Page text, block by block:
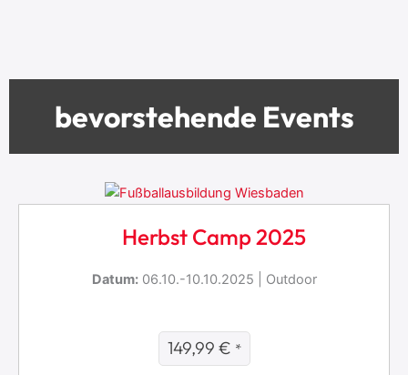
bevorstehende Events
Herbst Camp 2025
Datum:06.10.-10.10.2025 | Outdoor
149,99 € *